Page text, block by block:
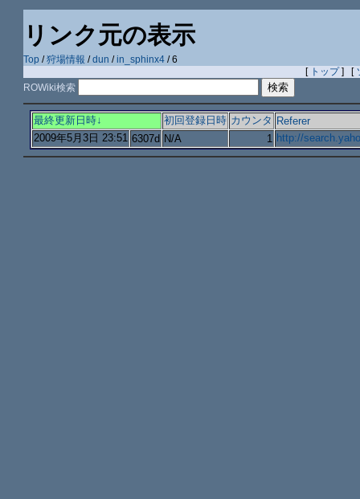
リンク元の表示
Top /狩場情報 /dun /in_sphinx4 / 6
[ トップ] [
ROWiki検索
最終更新日時↓ 初回登録日時 カウンタ Referer
2009年5月3日 23:51 6307d N/A 1 http://